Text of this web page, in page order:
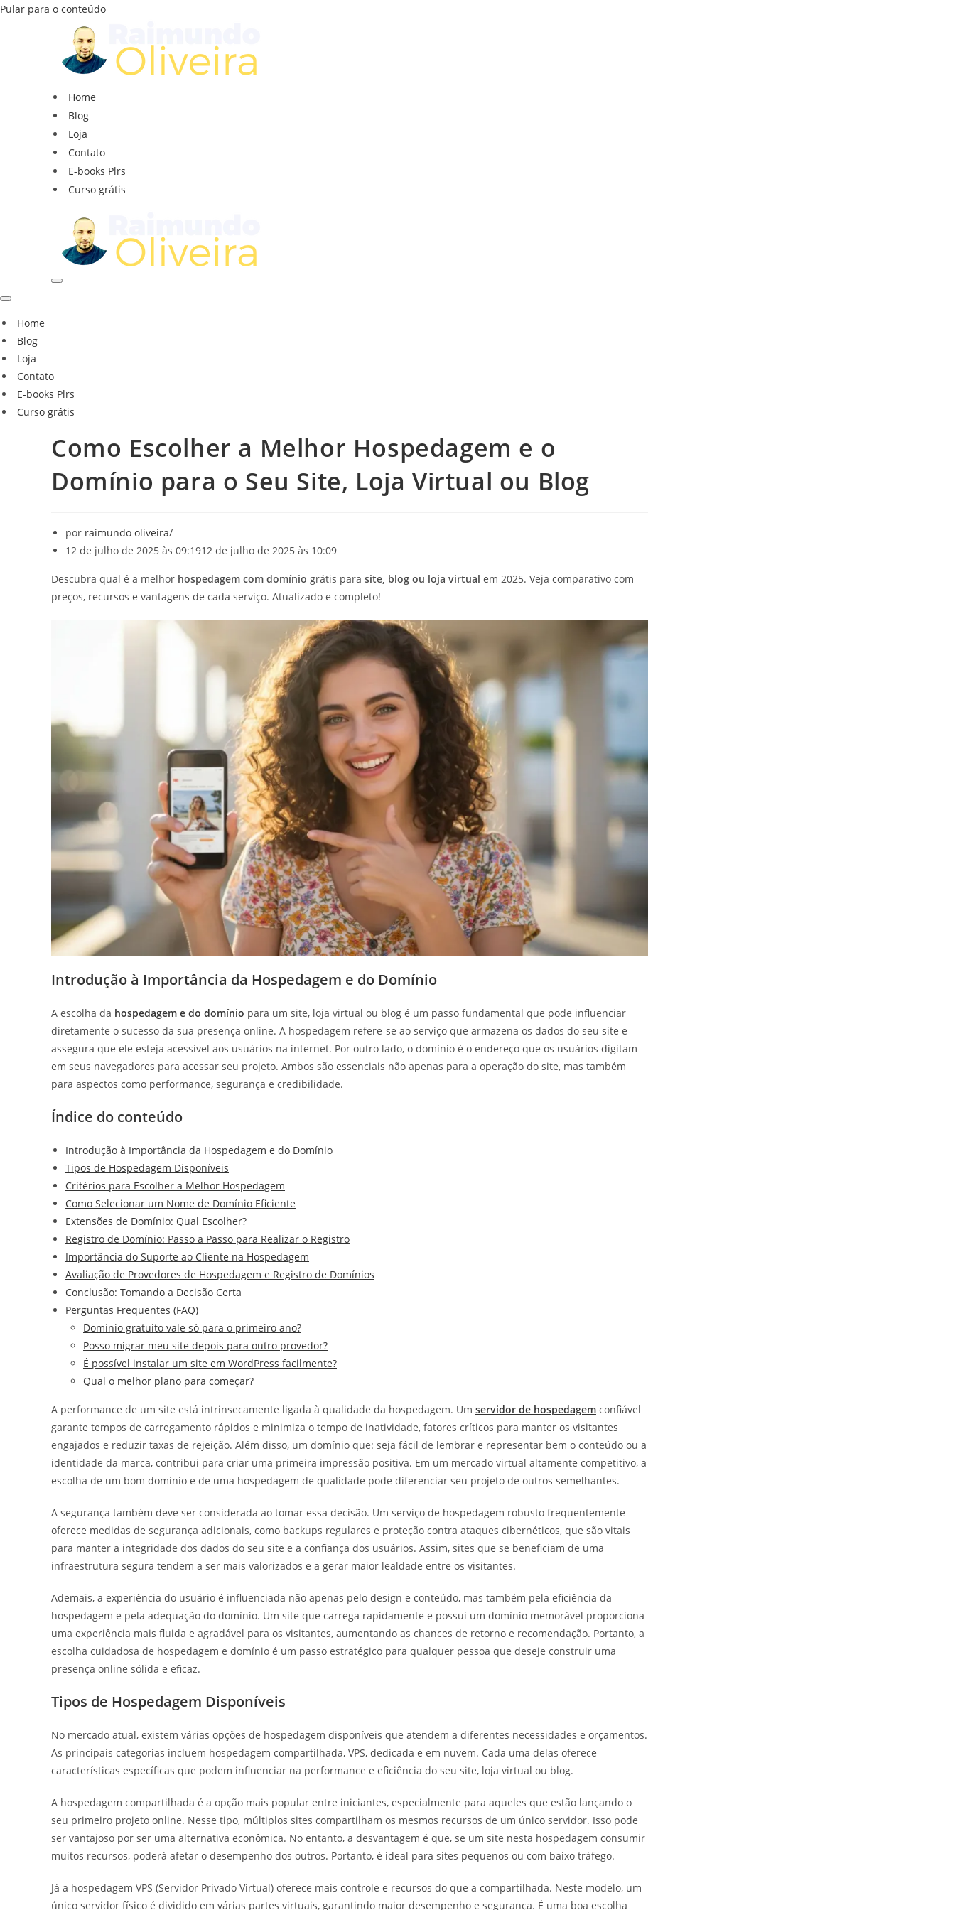
Pular para o conteúdo
Home
Blog
Loja
Contato
E-books Plrs
Curso grátis
de
navegação
Home
Blog
Loja
Contato
E-books Plrs
Curso grátis
Como Escolher a Melhor Hospedagem e o
Domínio para o Seu Site, Loja Virtual ou Blog
por raimundo oliveira
12 de julho de 2025 às 09:1912 de julho de 2025 às 10:09
Descubra qual é a melhor hospedagem com domínio grátis para site, blog ou loja virtual em 2025. Veja comparativo com
preços, recursos e vantagens de cada serviço. Atualizado e completo!
Introdução à Importância da Hospedagem e do Domínio
A escolha da hospedagem e do domínio para um site, loja virtual ou blog é um passo fundamental que pode influenciar
diretamente o sucesso da sua presença online. A hospedagem refere-se ao serviço que armazena os dados do seu site e
assegura que ele esteja acessível aos usuários na internet. Por outro lado, o domínio é o endereço que os usuários digitam
em seus navegadores para acessar seu projeto. Ambos são essenciais não apenas para a operação do site, mas também
para aspectos como performance, segurança e credibilidade.
Índice do conteúdo
Introdução à Importância da Hospedagem e do Domínio
Tipos de Hospedagem Disponíveis
Critérios para Escolher a Melhor Hospedagem
Como Selecionar um Nome de Domínio Eficiente
Extensões de Domínio: Qual Escolher?
Registro de Domínio: Passo a Passo para Realizar o Registro
Importância do Suporte ao Cliente na Hospedagem
Avaliação de Provedores de Hospedagem e Registro de Domínios
Conclusão: Tomando a Decisão Certa
Perguntas Frequentes (FAQ)
Domínio gratuito vale só para o primeiro ano?
Posso migrar meu site depois para outro provedor?
É possível instalar um site em WordPress facilmente?
Qual o melhor plano para começar?
A performance de um site está intrinsecamente ligada à qualidade da hospedagem. Um servidor de hospedagem confiável
garante tempos de carregamento rápidos e minimiza o tempo de inatividade, fatores críticos para manter os visitantes
engajados e reduzir taxas de rejeição. Além disso, um domínio que: seja fácil de lembrar e representar bem o conteúdo ou a
identidade da marca, contribui para criar uma primeira impressão positiva. Em um mercado virtual altamente competitivo, a
escolha de um bom domínio e de uma hospedagem de qualidade pode diferenciar seu projeto de outros semelhantes.
A segurança também deve ser considerada ao tomar essa decisão. Um serviço de hospedagem robusto frequentemente
oferece medidas de segurança adicionais, como backups regulares e proteção contra ataques cibernéticos, que são vitais
para manter a integridade dos dados do seu site e a confiança dos usuários. Assim, sites que se beneficiam de uma
infraestrutura segura tendem a ser mais valorizados e a gerar maior lealdade entre os visitantes.
Ademais, a experiência do usuário é influenciada não apenas pelo design e conteúdo, mas também pela eficiência da
hospedagem e pela adequação do domínio. Um site que carrega rapidamente e possui um domínio memorável proporciona
uma experiência mais fluida e agradável para os visitantes, aumentando as chances de retorno e recomendação. Portanto, a
escolha cuidadosa de hospedagem e domínio é um passo estratégico para qualquer pessoa que deseje construir uma
presença online sólida e eficaz.
Tipos de Hospedagem Disponíveis
No mercado atual, existem várias opções de hospedagem disponíveis que atendem a diferentes necessidades e orçamentos.
As principais categorias incluem hospedagem compartilhada, VPS, dedicada e em nuvem. Cada uma delas oferece
características específicas que podem influenciar na performance e eficiência do seu site, loja virtual ou blog.
A hospedagem compartilhada é a opção mais popular entre iniciantes, especialmente para aqueles que estão lançando o
seu primeiro projeto online. Nesse tipo, múltiplos sites compartilham os mesmos recursos de um único servidor. Isso pode
ser vantajoso por ser uma alternativa econômica. No entanto, a desvantagem é que, se um site nesta hospedagem consumir
muitos recursos, poderá afetar o desempenho dos outros. Portanto, é ideal para sites pequenos ou com baixo tráfego.
Já a hospedagem VPS (Servidor Privado Virtual) oferece mais controle e recursos do que a compartilhada. Neste modelo, um
único servidor físico é dividido em várias partes virtuais, garantindo maior desempenho e segurança. É uma boa escolha